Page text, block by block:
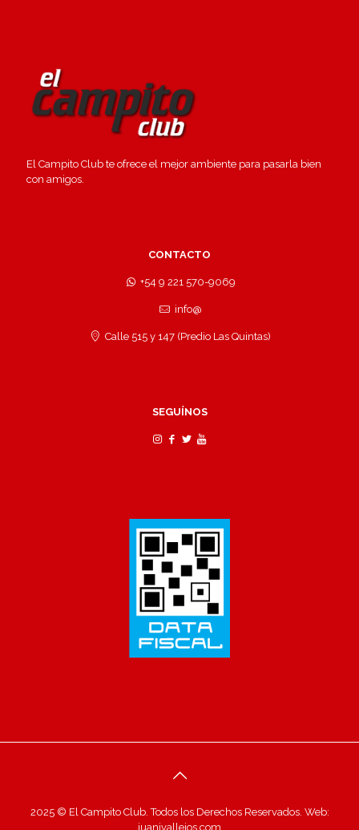
El Campito Club te ofrece el mejor ambiente para pasarla bien
con amigos.
CONTACTO
+54 9 221 570-9069
info@
Calle 515 y 147 (Predio Las Quintas)
SEGUÍNOS
2025 © El Campito Club. Todos los Derechos Reservados. Web:
juanivallejos.com